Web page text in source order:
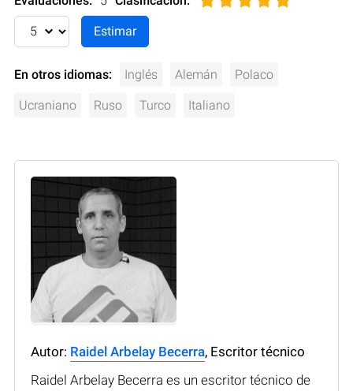
En otros idiomas: Inglés Alemán Polaco
Ucraniano Ruso Turco Italiano
Autor: Raidel Arbelay Becerra, Escritor técnico
Raidel Arbelay Becerra es un escritor técnico de